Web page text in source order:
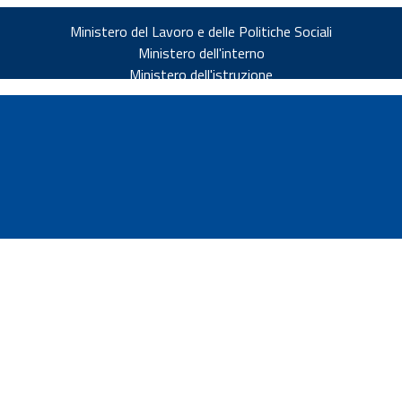
Ministero del Lavoro e delle Politiche Sociali
Ministero dell'interno
Ministero dell'istruzione